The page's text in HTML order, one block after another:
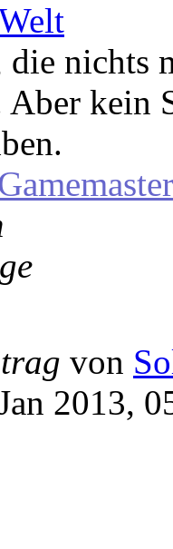
die nichts
Aber kein
von
2013,